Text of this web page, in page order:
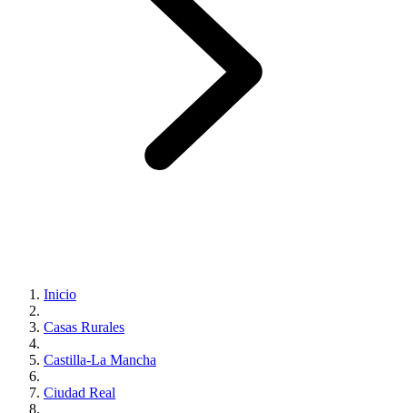
Inicio
Casas Rurales
Castilla-La Mancha
Ciudad Real